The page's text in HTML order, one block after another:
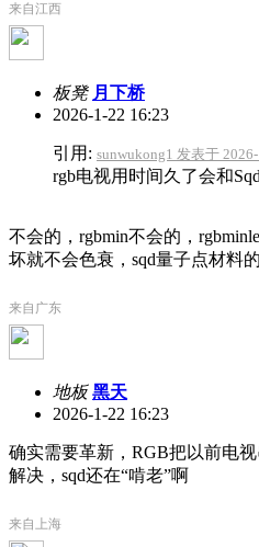
来自江西
板凳 月下桥
2026-1-22 16:23
引用: sunwukong1 发表于
rgb电视用时间久了会和
不会的，rgbmin不会的，
坏就不会色衰，sqd量子点材料
来自广东
地板 黑天
2026-1-22 16:23
确实需要革新，RGB把以前电
解决，sqd还在“啃老”啊
来自上海